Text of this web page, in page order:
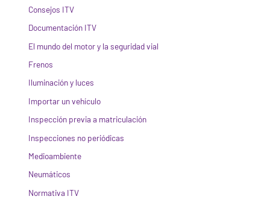
Consejos ITV
Documentación ITV
El mundo del motor y la seguridad vial
Frenos
Iluminación y luces
Importar un vehículo
Inspección previa a matriculación
Inspecciones no periódicas
Medioambiente
Neumáticos
Normativa ITV